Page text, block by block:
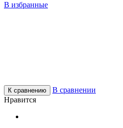
В избранные
К сравнению
В сравнении
Нравится